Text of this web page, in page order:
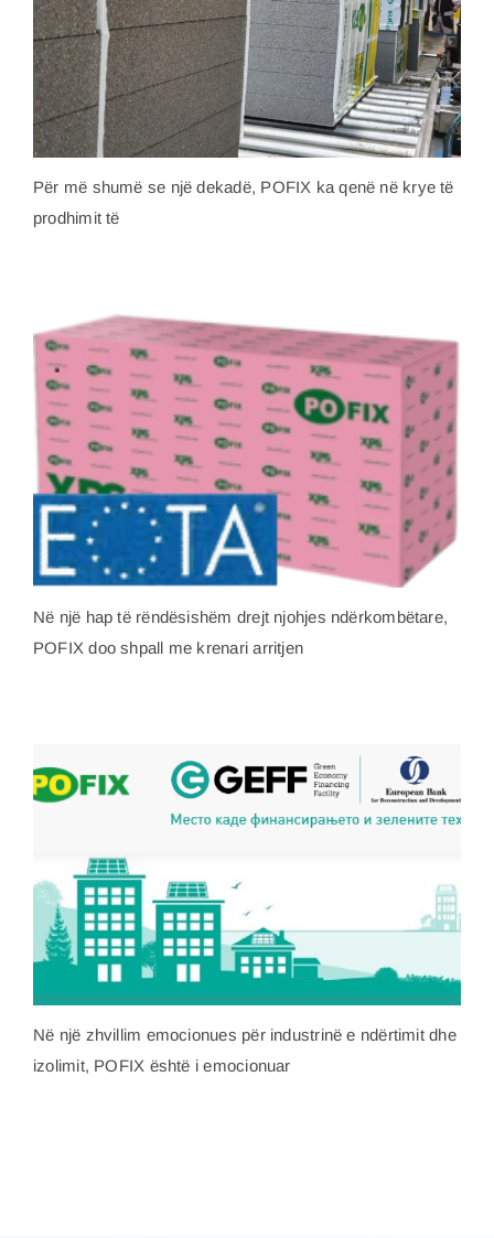
Për më shumë se një dekadë, POFIX ka qenë në krye të
prodhimit të
Në një hap të rëndësishëm drejt njohjes ndërkombëtare,
POFIX doo shpall me krenari arritjen
Në një zhvillim emocionues për industrinë e ndërtimit dhe
izolimit, POFIX është i emocionuar